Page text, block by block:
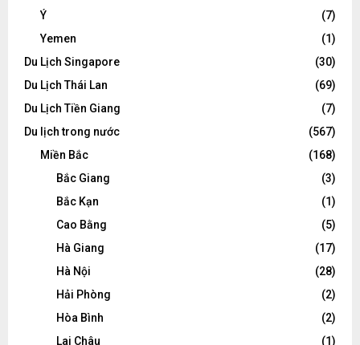
Ý
(7)
Yemen
(1)
Du Lịch Singapore
(30)
Du Lịch Thái Lan
(69)
Du Lịch Tiền Giang
(7)
Du lịch trong nước
(567)
Miền Bắc
(168)
Bắc Giang
(3)
Bắc Kạn
(1)
Cao Bằng
(5)
Hà Giang
(17)
Hà Nội
(28)
Hải Phòng
(2)
Hòa Bình
(2)
Lai Châu
(1)